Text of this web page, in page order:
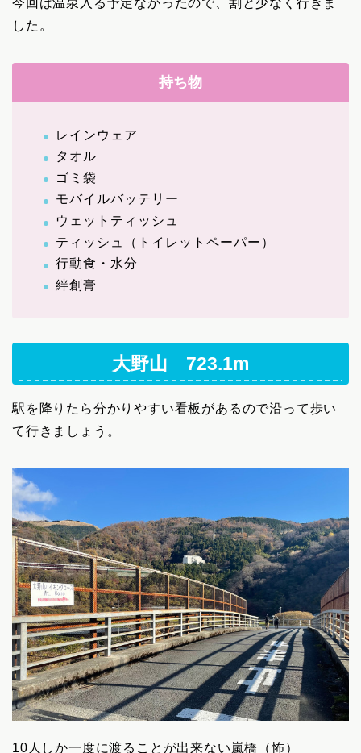
した。
持ち物
レインウェア
タオル
ゴミ袋
モバイルバッテリー
ウェットティッシュ
ティッシュ（トイレットペーパー）
行動食・水分
絆創膏
大野山 723.1m
駅を降りたら分かりやすい看板があるので沿って歩い
て行きましょう。
10人しか一度に渡ることが出来ない嵐橋（怖）